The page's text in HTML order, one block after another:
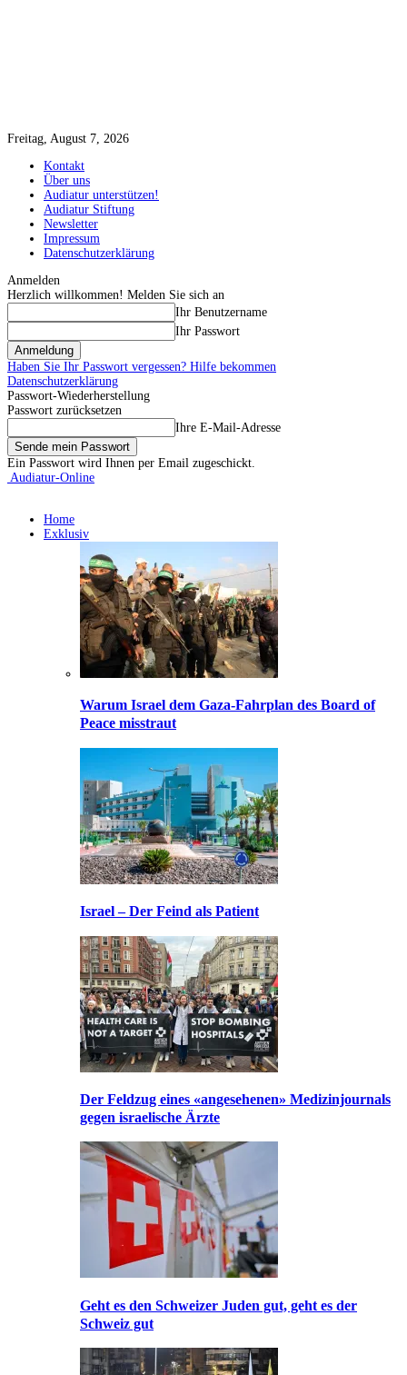
Freitag, August 7, 2026
Kontakt
Über uns
Audiatur unterstützen!
Audiatur Stiftung
Newsletter
Impressum
Datenschutzerklärung
Anmelden
Herzlich willkommen! Melden Sie sich an
Ihr Benutzername
Ihr Passwort
Haben Sie Ihr Passwort vergessen? Hilfe bekommen
Datenschutzerklärung
Passwort-Wiederherstellung
Passwort zurücksetzen
Ihre E-Mail-Adresse
Ein Passwort wird Ihnen per Email zugeschickt.
Audiatur-Online
Home
Exklusiv
Warum Israel dem Gaza-Fahrplan des Board of
Peace misstraut
Israel – Der Feind als Patient
Der Feldzug eines «angesehenen» Medizinjournals
gegen israelische Ärzte
Geht es den Schweizer Juden gut, geht es der
Schweiz gut